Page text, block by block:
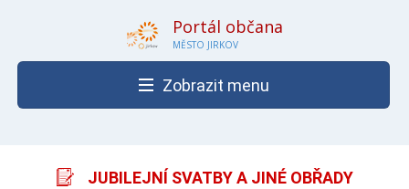
Portál občana
MĚSTO JIRKOV
Zobrazit menu
JUBILEJNÍ SVATBY A JINÉ OBŘADY